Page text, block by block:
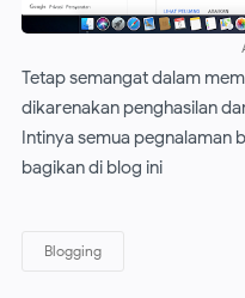
Tetap semangat dalam
dikarenakan penghasilan
Intinya semua pegnalaman
bagikan di blog ini